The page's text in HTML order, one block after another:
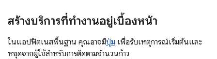
สร้างบริการที่ทำงานอยู่เบื้องหน้า
ในแอปฟิตเนสพื้นฐาน คุณอาจมีปุ่ม เพื่อรับเหตุการณ์เริ่มต้นและ
หยุดจากผู้ใช้สําหรับการติดตามจํานวนก้าว